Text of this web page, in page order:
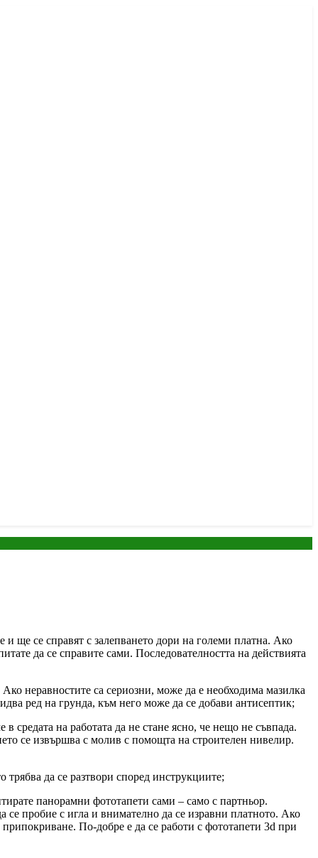
ще се справят с залепването дори на големи платна. Ако
да се справите сами. Последователността на действията
неравностите са сериозни, може да е необходима мазилка
ред на грунда, към него може да се добави антисептик;
средата на работата да не стане ясно, че нещо не съвпада.
се извършва с молив с помощта на строителен нивелир.
да се разтвори според инструкциите;
панорамни фототапети сами – само с партньор.
се пробие с игла и внимателно да се изравни платното. Ако
припокриване. По-добре е да се работи с фототапети 3d при